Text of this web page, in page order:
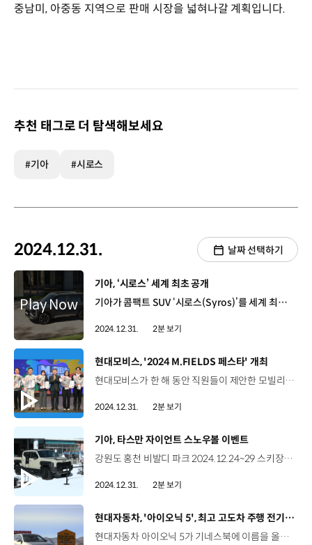
중남미, 아중동 지역으로 판매 시장을 넓혀나갈 계획입니다.
추천 태그로 더 탐색해보세요
#기아 #시로스
2024.12.31. 날짜 선택하기
[동영상]
기아, ‘시로스’ 세계 최초 공개
기아가 콤팩트 SUV ‘시로스(Syros)’를 세계 최초로 공개했습니다. 시로스는 다양한 첨단 사양과 스마트 커넥티비티 시스템을 비롯해 혁신적인 디자인과 기술이 적용된 도심형 콤팩트 SUV로 인도에서 처음으로 공개됐는데요. 전면 스타맵 시그니처 LED 라이팅과 디지털 타이거 페이스(Tiger Face)를 통해 대담하고 강인한 존재감을 드러내며 외장 디자인을 완성했습니다. 시로스는 뒷좌석에 슬라이딩 및 리클라이닝 시트를 적용해 차급 최고 수준의 이동 경험을 선사할 뿐만 아니라 , 12.3인치 HD 디스플레이 클러스터, 5인치 공조 시스템, 12.3인치 인포테인먼트 시스템 등을 통해 주행에 필요한 각종 정보를 효과적으로 전달하는데요. 또한, 기아 커넥트 2.0을 탑재해 SOS 긴급지원, 실시간 차량 진단, 도난 차량 추적 기능 등을 제공하고, 전방 충돌방지 보조와 스마트 크루즈 컨트롤 등 다양한 첨단 운전자 보조 시스템을 탑재해 다양한 위험 상황에서 운전자를 보조할 수 있게 했습니다. 시로스는 1.5 가솔린 터보와 디젤 엔진 등 2가지 라인업으로 운영되는데요, 기아는 내년에 인도에서 시로스의 판매를 시작하며, 아태, 중남미, 아중동 지역으로 판매 시장을 넓혀나갈 계획입니다.
2024.12.31. 2분 보기
[동영상]
현대모비스, '2024 M.FIELDS 페스타' 개최
현대모비스가 한 해 동안 직원들이 제안한 모빌리티 기술 분야 아이디어를 총 결산하는‘2024 엠필즈 페스타’를 개최했습니다. 올해로 5회째를 맞은 엠필즈 페스타에서는 780여개의 아이디어 가운데 총 6개 아이디어가 본선 무대에 올랐는데요. 엠필즈 페스타는 직원들의 아이디어 제안 내용을 총 결산하는 행사인 만큼 직원들이 직접 수상작을 선정했습니다. 먼저 본선 무대에 오른 우수 아이디어에 대한 개별 발표 후 임직원 300명으로 구성된 심사위원단이 현장 투표를 통해 최우수 아이디어를 결정했는데요, ‘전자식 브레이크 구조 개선’과 ‘증강현실 HUD 실감성 향상 기술’ 등 2건이 최우수작으로 선정됐습니다. 박근모 연구원 / 현대모비스 CBS/EPB시스템팀 (최우수상)좋은 선배를 만나서 인사이트 넘치는 환경에서 일하다 보니 최우수상으로 선정될 수 있는 원동력이 되지 않았나라고 생각합니다. 김은혜 연구원 / 현대모비스 HUD SW팀 (최우수상) 초기 아이디어는 굉장히 부실했고 스스로도 고민을 많이 했던 아이디어들인데 팀원들께서 항상 ‘할 수 있다’, ‘괜찮은 아이디어다’ 믿어주셨던 게 너무나도 큰 힘이 됐던 것 같습니다. 이번에 발굴된 우수 아이디어들은 경제성과 상품화 가능성 등을 추가로 검토한 뒤 기술 추진 과제로 구체화될 예정입니다.
2024.12.31. 2분 보기
[동영상]
기아, 타스만 자이언트 스노우볼 이벤트
강원도 홍천 비발디 파크 2024.12.24~29 스키장에 나타난 ‘Giant Snowball’?! 기아 최초 정통 픽업 ‘타스만’의 출시를 앞두고 열린 이색 전시 이벤트 차가운 설원 위에서 만난 타스만 타스만 X-Pro 모델 도슨트와 함께하는 타스만 실차 관람 탑승 체험 픽업 디자인의 새로운 접근 간결하면서도 강인한 외장 디자인 세련되고 기능적인 실내 디자인 컬링, 링 던지기 게임, 스탬프 투어 등 직접 참여하고 즐기며 기대감 UP! HEAD, IMI COFFEE, Hanmam Kardon 등 다양한 브랜드와 컬래버레이션 계약금 지원 쿠폰 제공 등 ‘얼리 체크인’ 이벤트 실시 2025년 1월 10일(금)~12일(일), 3일간 무주 덕유산 리조트에서 2차 전시 예정 “2025년 국내 출시를 앞둔 타스만의 멋진 겨울 예고편”
2024.12.31. 2분 보기
[동영상]
현대자동차, '아이오닉 5', 최고 고도차 주행 전기차 부문 기네스북 올라
현대자동차 아이오닉 5가 기네스북에 이름을 올리며 전기차 부문에 새로운 역사를 썼습니다. 아이오닉 5는 세계에서 가장 높은 주행도로로 알려진 인도 북부 '움링 라'에서부터 인도에서 가장 낮은 고도인 '쿠타나드'까지 총 5,802m의 고도차 주행을 문제없이 주파하며 기네스북 ‘최고 고도차 주행 전기차 부문’에 등재됐습니다. 특히 드넓은 인도 대륙을 북에서 남까지 종단하는 과정에서 히말라야 산지의 영하 기온과 좁고 가파른 산길, 해안지대의 습한 기후까지 가혹한 주행환경을 문제없이 극복해내며 현대자동차의 기술력을 다시 한번 입증했습니다.